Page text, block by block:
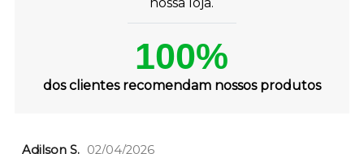
100%
dos clientes recomendam nossos produtos
Adilson S. 02/04/2026